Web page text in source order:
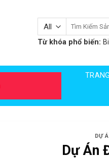
Tìm
kiếm:
Từ khóa phổ biến:
DỰ
Dự Án